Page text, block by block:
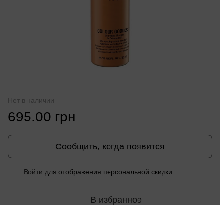
Нет в наличии
695.00 грн
Сообщить, когда появится
Войти для отображения персональной скидки
В избранное